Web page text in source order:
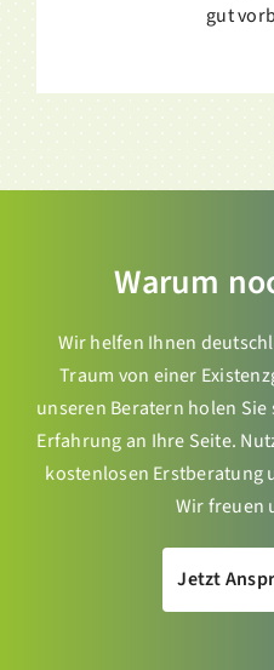
gut
Warum
Wir helfen Ihnen
Traum von einer
unseren Beratern holen Sie
Erfahrung an Ihre Seite.
kostenlosen Erstberatung
Wir freuen
Jetzt